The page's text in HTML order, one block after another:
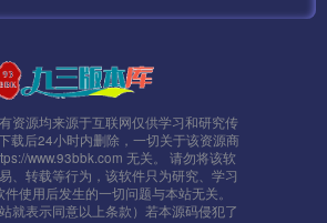
资源均来源于互联网仅供学习和研究传
载后24小时内删除，一切关于该资源商
www.93bbk.com 无关。 请勿将该软
、转载等行为，该软件只为研究、学习
使用后发生的一切问题与本站无关。
站就表示同意以上条款）若本源码侵犯了